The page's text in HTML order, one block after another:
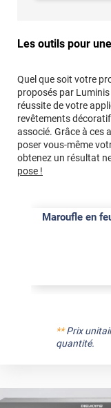
Les outils pour
Quel que soit votre
proposés par
réussite de votre
revêtements
associé. Grâce à ces
poser vous-même
obtenez un résultat
pose !
Maroufle en
**Prix
quantité.